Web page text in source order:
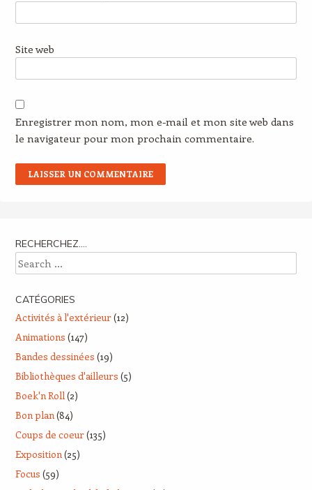
Site web
Enregistrer mon nom, mon e-mail et mon site web dans
le navigateur pour mon prochain commentaire.
RECHERCHEZ….
Search
CATÉGORIES
Activités à l'extérieur(12)
Animations (147)
Bandes dessinées (19)
Bibliothèques d'ailleurs (5)
Boek'n Roll (2)
Bon plan (84)
Coups de coeur(135)
Exposition (25)
Focus (59)